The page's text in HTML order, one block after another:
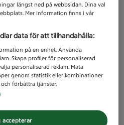
längst ned på webbsidan. Dina val
Mer information finns i vår
data för att tillhandahålla:
på en enhet. Använda
Skapa profiler för personaliserad
personaliserad reklam. Mäta
genom statistik eller kombinationer
förbättra tjänster.
accepterar